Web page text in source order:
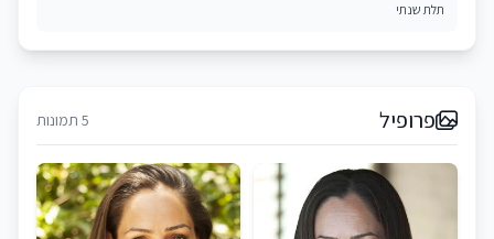
תלת שנתי
פרופיל 5 תמונות